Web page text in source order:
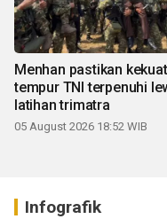
Menhan pastikan
tempur TNI terpenuhi
latihan trimatra
05 August 2026 18:52 WIB
Infografik